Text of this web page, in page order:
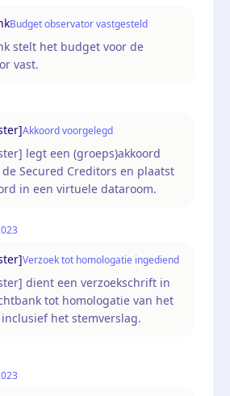
Budget observator vastgesteld
stelt het budget voor de
vast.
Akkoord voorgelegd
legt een (groeps)akkoord
Secured Creditors en plaatst
in een virtuele dataroom.
Verzoek tot homologatie ingediend
dient een verzoekschrift in
tot homologatie van het
het stemverslag.